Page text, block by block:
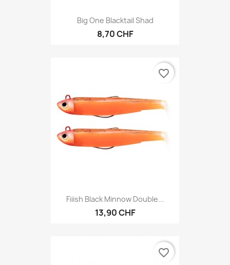
Big One Blacktail Shad
8,70 CHF
Fiiish Black Minnow Double...
13,90 CHF
favorite_border
favorite_border